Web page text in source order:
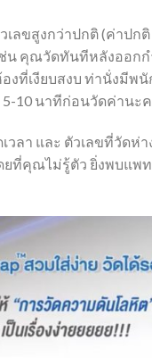
เลขสูงกว่าปกติ(ค่าปกติ
น คุณวัดทันทีหลังออกก
งที่เงียบสงบ ท่านั่งมีพนั
5-10 นาทีก่อนวัดค่านะ
วลา และ ตัวเลขที่วัดห่า
ยที่คุณไม่รู้ตัว ยิ่งพบแพ